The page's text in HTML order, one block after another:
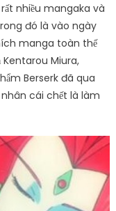
nhiều mangaka và
đó là vào ngày
manga toàn thế
Miura,
Berserk đã qua
cái chết là làm